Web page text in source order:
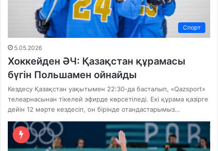
Спорт
5.05.2026
Хоккейден ӘЧ: Қазақстан құрамасы
бүгін Польшамен ойнайды
Кездесу Қазақстан уақытымен 22:30-да басталып, «Qazsport»
телеарнасынан тікелей эфирде көрсетіледі. Екі құрама қазірге
дейін 12 мәрте кездесіп, он бірінде отандастарымыз…